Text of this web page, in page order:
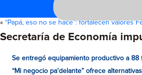
« “Papá, eso no se hace”: fortalecen valores
Secretaría de Economía
Se entregó equipamiento productivo a
“Mi negocio pa’delante” ofrece